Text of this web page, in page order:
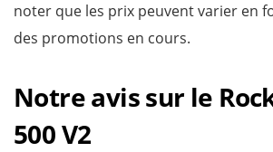
noter que les prix peuvent varier en
des promotions en cours.
Notre avis sur le
500 V2